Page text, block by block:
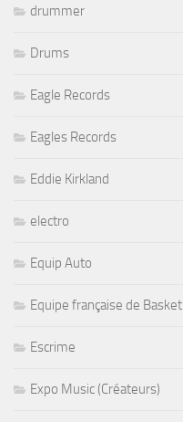
drummer
Drums
Eagle Records
Eagles Records
Eddie Kirkland
electro
Equip Auto
Equipe française de Basket
Escrime
Expo Music (Créateurs)